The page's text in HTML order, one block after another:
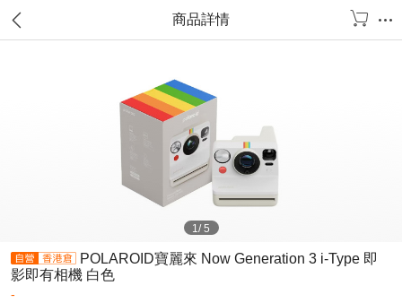
商品詳情
1/5
POLAROID寶麗來 Now Generation 3 i-Type 即
影即有相機 白色
-